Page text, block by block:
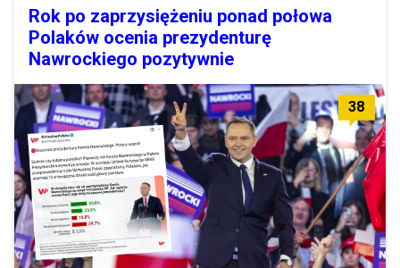
Rok po zaprzysiężeniu ponad połowa
Polaków ocenia prezydenturę
Nawrockiego pozytywnie
38